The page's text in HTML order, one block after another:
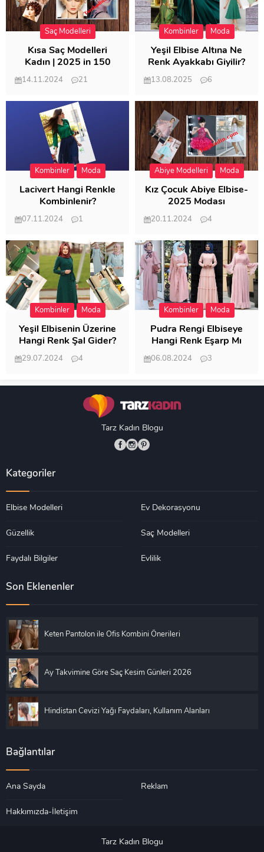
Saç Modelleri
Kısa Saç Modelleri
Kadın | 2025 in 150
Modeli
14.11.2024
21
Kombinler Moda
Yeşil Elbise Altına Ne
Renk Ayakkabı Giyilir?
13.08.2025
6
Kombinler Moda
Lacivert Hangi Renkle
Kombinlenir?
07.11.2024
1
Abiye Modelleri Moda
Kız Çocuk Abiye Elbise-
2025 Modası
20.11.2024
4
Kombinler Moda
Yeşil Elbisenin Üzerine
Hangi Renk Şal Gider?
29.07.2024
4
Kombinler Moda
Pudra Rengi Elbiseye
Hangi Renk Eşarp Mı
Dedi Birisi
06.08.2024
3
Tarz Kadın Blogu
Kategoriler
Elbise Modelleri Ev Dekorasyonu
Güzellik Saç Modelleri
Faydalı Bilgiler Evlilik
Son Eklenenler
Keten Pantolon ile Ofis Kombini Önerileri
Ay Takvimine Göre Saç Kesim Günleri 2026
Hindistan Cevizi Yağı Faydaları, Kullanım Alanları
Bağlantılar
Ana Sayda Reklam
Hakkımızda-İletişim
Tarz Kadın Blogu